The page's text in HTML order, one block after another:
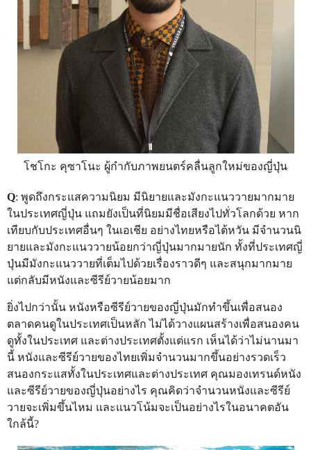
โชโกะ คุซาโนะ ผู้กำกับภาพยนตร์คลื่นลูกใหม่ของญี่ปุ่น
Q: พูดถึงกระแสความนิยม มีนิยายและมังกะแนววายมากมาย
ในประเทศญี่ปุ่น แถมยังเป็นที่นิยมมีชื่อเสียงไปทั่วโลกด้วย หาก
เทียบกับประเทศอื่นๆ ในเอเชีย อย่างไทยหรือไต้หวัน มีจำนวนนิ
ยายและมังกะแนววายน้อยกว่าญี่ปุ่นมากมายนัก ทั้งที่ประเทศญี่
ปุ่นมีมังกะแนววายที่เต็มไปด้วยเรื่องราวดีๆ และสนุกมากมาย
แต่กลับมีหนังและซีรีย์วายน้อยมาก
ยิ่งไปกว่านั้น หนังหรือซีรีย์วายของญี่ปุ่นมักทำขึ้นเพื่อสนอง
ตลาดคนดูในประเทศเป็นหลัก ไม่ได้วางแผนสร้างเพื่อสนองคน
ดูทั้งในประเทศ และต่างประเทศตั้งแต่แรก เห็นได้ว่าไม่นานมา
นี้ หนังและซีรีย์วายของไทยเพิ่มจำนวนมากขึ้นอย่างรวดเร็ว
สนองกระแสทั้งในประเทศและต่างประเทศ คุณมองเทรนด์หนัง
และซีรีย์วายของญี่ปุ่นอย่างไร คุณคิดว่าจำนวนหนังและซีรีย์
วายจะเพิ่มขึ้นไหม และแนวโน้มจะเป็นอย่างไรในอนาคตอัน
ใกล้นี้?